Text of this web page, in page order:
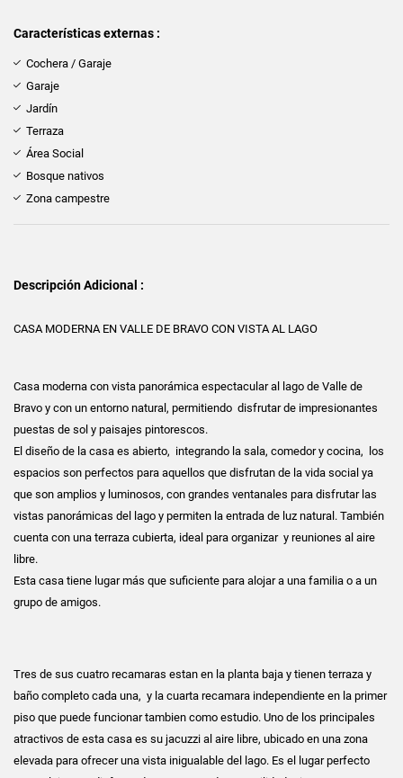
Características externas :
Cochera / Garaje
Garaje
Jardín
Terraza
Área Social
Bosque nativos
Zona campestre
Descripción Adicional :
CASA MODERNA EN VALLE DE BRAVO CON VISTA AL LAGO
Casa moderna con vista panorámica espectacular al lago de Valle de
Bravo y con un entorno natural, permitiendo disfrutar de impresionantes
puestas de sol y paisajes pintorescos.
El diseño de la casa es abierto, integrando la sala, comedor y cocina, los
espacios son perfectos para aquellos que disfrutan de la vida social ya
que son amplios y luminosos, con grandes ventanales para disfrutar las
vistas panorámicas del lago y permiten la entrada de luz natural. También
cuenta con una terraza cubierta, ideal para organizar y reuniones al aire
libre.
Esta casa tiene lugar más que suficiente para alojar a una familia o a un
grupo de amigos.
Tres de sus cuatro recamaras estan en la planta baja y tienen terraza y
baño completo cada una, y la cuarta recamara independiente en la primer
piso que puede funcionar tambien como estudio. Uno de los principales
atractivos de esta casa es su jacuzzi al aire libre, ubicado en una zona
elevada para ofrecer una vista inigualable del lago. Es el lugar perfecto